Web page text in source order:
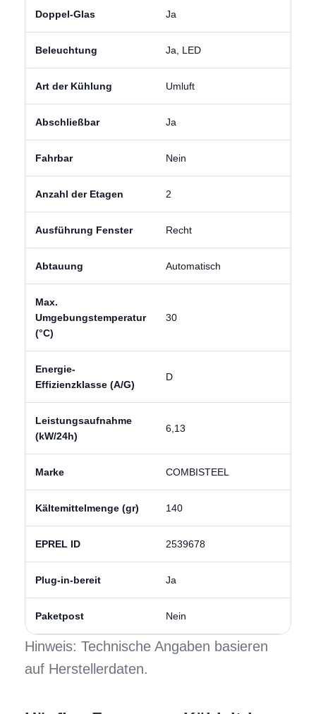
Doppel-Glas Ja
Beleuchtung Ja, LED
Art der Kühlung Umluft
Abschließbar Ja
Fahrbar Nein
Anzahl der Etagen 2
Ausführung Fenster Recht
Abtauung Automatisch
Max.
Umgebungstemperatur
(°C)
30
Energie-
Effizienzklasse (A/G)
D
Leistungsaufnahme
(kW/24h)
6,13
Marke COMBISTEEL
Kältemittelmenge (gr) 140
EPREL ID 2539678
Plug-in-bereit Ja
Paketpost Nein
Hinweis: Technische Angaben basieren
auf Herstellerdaten.